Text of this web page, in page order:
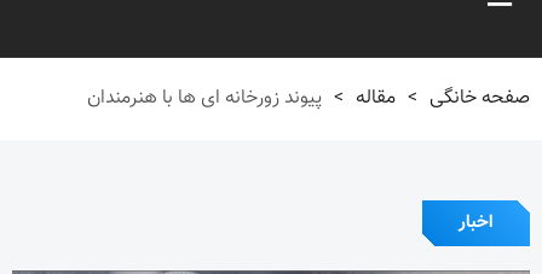
صفحه خانگی > مقاله > پیوند زورخانه ای ها با هنرمندان
اخبار